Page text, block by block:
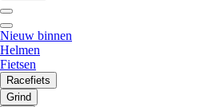
Nieuw binnen
Helmen
Fietsen
Racefiets
Grind